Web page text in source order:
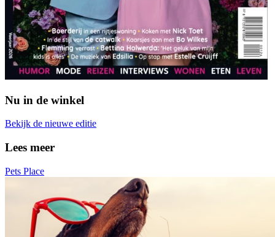
Nu in de winkel
Bekijk de nieuwe editie
Lees meer
Pets Place